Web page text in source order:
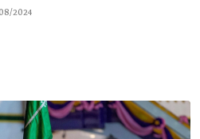
2024